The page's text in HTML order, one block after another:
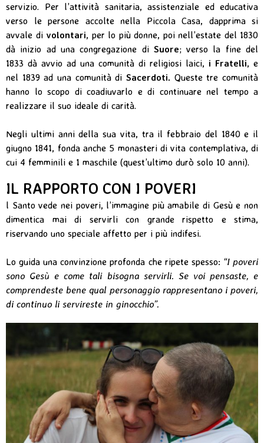
servizio. Per l’attività sanitaria, assistenziale ed educativa
verso le persone accolte nella Piccola Casa, dapprima si
avvale di volontari, per lo più donne, poi nell’estate del 1830
dà inizio ad una congregazione di Suore; verso la fine del
1833 dà avvio ad una comunità di religiosi laici, i Fratelli, e
nel 1839 ad una comunità di Sacerdoti. Queste tre comunità
hanno lo scopo di coadiuvarlo e di continuare nel tempo a
realizzare il suo ideale di carità.
Negli ultimi anni della sua vita, tra il febbraio del 1840 e il
giugno 1841, fonda anche 5 monasteri di vita contemplativa, di
cui 4 femminili e 1 maschile (quest’ultimo durò solo 10 anni).
IL RAPPORTO CON I POVERI
l Santo vede nei poveri, l’immagine più amabile di Gesù e non
dimentica mai di servirli con grande rispetto e stima,
riservando uno speciale affetto per i più indifesi.
Lo guida una convinzione profonda che ripete spesso: “I poveri
sono Gesù e come tali bisogna servirli. Se voi pensaste, e
comprendeste bene qual personaggio rappresentano i poveri,
di continuo li servireste in ginocchio”.